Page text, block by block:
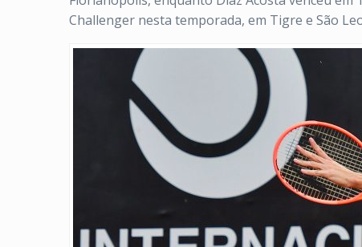
Challenger nesta temporada, em Tigre e São